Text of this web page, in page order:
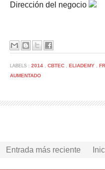
Dirección del negocio
LABELS : 2014 , CBTEC , ELIADEMY ,
AUMENTADO
Entrada más reciente